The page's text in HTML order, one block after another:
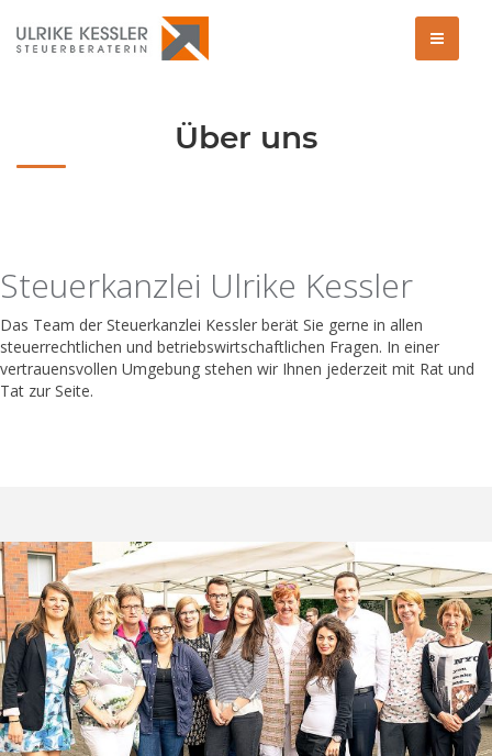
Über uns
Steuerkanzlei Ulrike Kessler
Das Team der Steuerkanzlei Kessler berät Sie gerne in allen
steuerrechtlichen und betriebswirtschaftlichen Fragen. In einer
vertrauensvollen Umgebung stehen wir Ihnen jederzeit mit Rat und
Tat zur Seite.